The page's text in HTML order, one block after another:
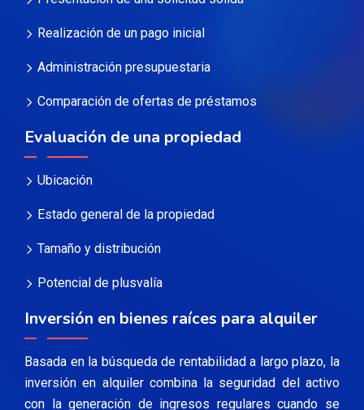
Realización de un pago inicial
Administración presupuestaria
Comparación de ofertas de préstamos
Evaluación de una propiedad
Ubicación
Estado general de la propiedad
Tamaño y distribución
Potencial de plusvalía
Inversión en bienes raíces para alquiler
Basada en la búsqueda de rentabilidad a largo plazo, la
inversión en alquiler combina la seguridad del activo
con la generación de ingresos regulares cuando se